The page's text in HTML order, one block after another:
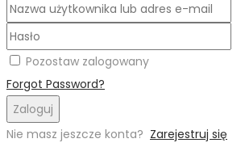
Pozostaw zalogowany
Forgot Password?
Zaloguj
Nie masz jeszcze konta? Zarejestruj się